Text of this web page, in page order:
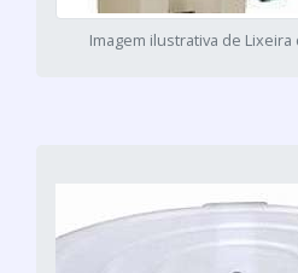
Imagem ilustrativa de